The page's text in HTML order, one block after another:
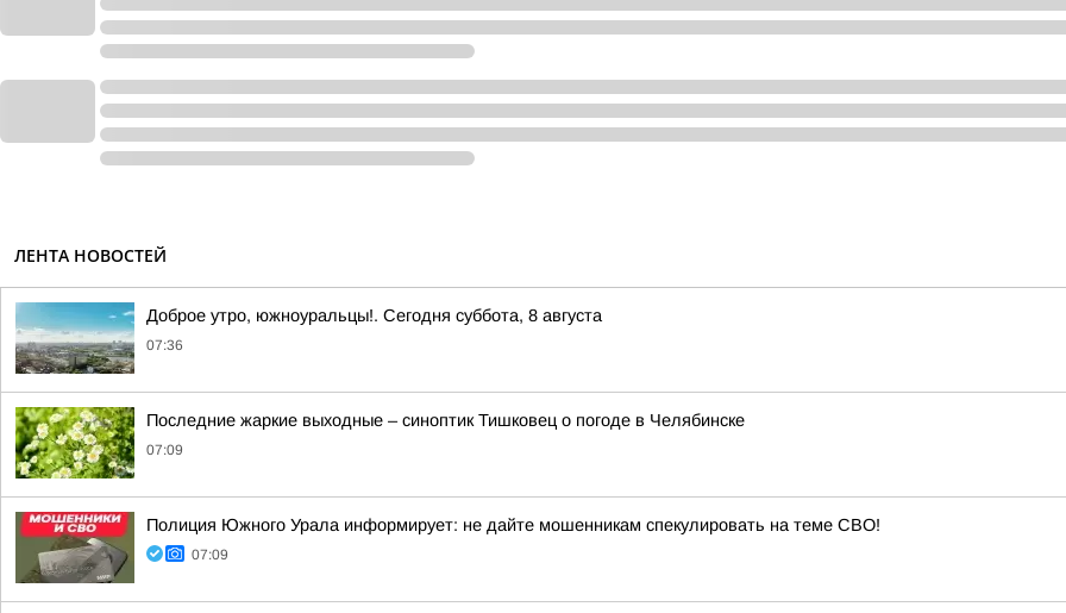
ЛЕНТА НОВОСТЕЙ
Доброе утро, южноуральцы!. Сегодня суббота, 8 августа
07:36
Последние жаркие выходные – синоптик Тишковец о погоде в Челябинске
07:09
Полиция Южного Урала информирует: не дайте мошенникам спекулировать на теме СВО!
07:09